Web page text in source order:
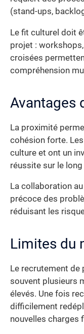
(stand-ups,
Le fit culturel doit
projet :
croisées
compréhension
Avantages
La proximité
cohésion forte.
culture et ont un
réussite sur le
La collaboration
précoce des
réduisant les
Limites du
Le recrutement
souvent plusieurs
élevés. Une fois
difficilement
nouvelles charges